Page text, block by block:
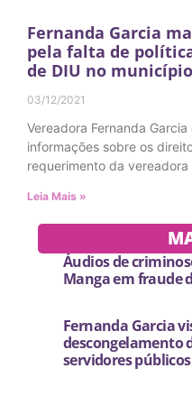
Fernanda Garcia
pela falta de
de DIU no município
03/12/2021
Vereadora Fernanda
informações sobre os
requerimento da vereadora
Leia Mais »
Áudios de
Manga em fraude
Fernanda Garcia
descongelamento
servidores públicos